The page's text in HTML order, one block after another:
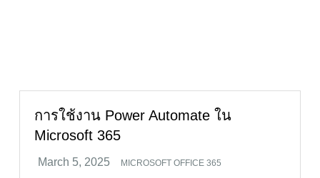
การใช้งาน Power Automate ใน
Microsoft 365
MICROSOFT OFFICE 365